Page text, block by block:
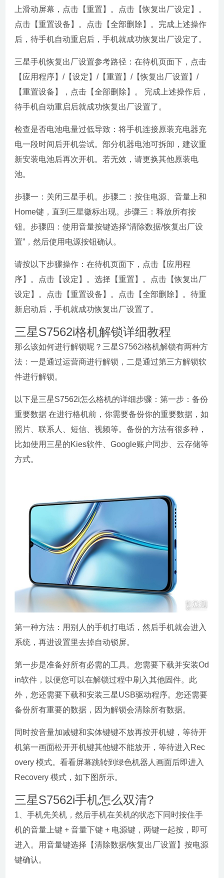
上滑动屏幕，点击【重置】。点击【恢复出厂设定】。
点击【重置设备】。点击【全部删除】。完成上述操作
后，待手机自动重启后，手机就成功恢复出厂设定了。
三星手机恢复出厂设置参考路径：在待机页面下，点击
【应用程序】/【设定】/【重置】/【恢复出厂设置】/
【重置设备】，点击【全部删除】。 完成上述操作后，
待手机自动重启后就成功恢复出厂设置了。
检查是否电池电量过低导致：将手机连接原装充电器充
电一段时间后开机尝试。部分机器电池可拆卸，建议重
新安装电池后再次开机。若无效，请更换其他原装电
池。
步骤一：关闭三星手机。步骤二：按住电源、音量上和
Home键，直到三星徽标出现。步骤三：释放所有按
钮。步骤四：使用音量按键选择“清除数据/恢复出厂设
置”，然后使用电源按钮确认。
请按以下步骤操作：在待机页面下，点击【应用程
序】。点击【设定】。选择【重置】。点击【恢复出厂
设定】。点击【重置设备】。点击【全部删除】。待重
新启动后，手机就成功恢复出厂设置了。
三星S7562i格机解锁详细教程
那么该如何进行解锁呢？三星S7562i格机解锁有两种方
法：一是通过运营商进行解锁，二是通过第三方解锁软
件进行解锁。
以下是三星S7562i怎么格机的详细步骤：第一步：备份
重要数据 在进行格机前，你需要备份你的重要数据，如
照片、联系人、短信、视频等。备份的方法有很多种，
比如使用三星的Kies软件、Google账户同步、云存储等
方式。
第一种方法：用别人的手机打电话，然后手机就会进入
系统，再进设置里去掉自动锁屏。
第一步是准备好所有必需的工具。您需要下载并安装Od
in软件，以便您可以在解锁过程中刷入其他固件。此
外，您还需要下载和安装三星USB驱动程序。您还需要
备份所有重要的数据，因为解锁会清除所有数据。
同时按音量加减键和实体键键不放再按开机键，等待开
机第一画面松开开机键其他键不能放开，等待进入Rec
overy 模式。看看屏幕跳转到绿色机器人画面后即进入
Recovery 模式，如下图所示。
三星S7562i手机怎么双清?
1、手机先关机，然后手机在关机的状态下同时按住手
机的音量上键 + 音量下键 + 电源键，两键一起按，即可
进入。用音量键选择【清除数据/恢复出厂设置】按电源
键确认。